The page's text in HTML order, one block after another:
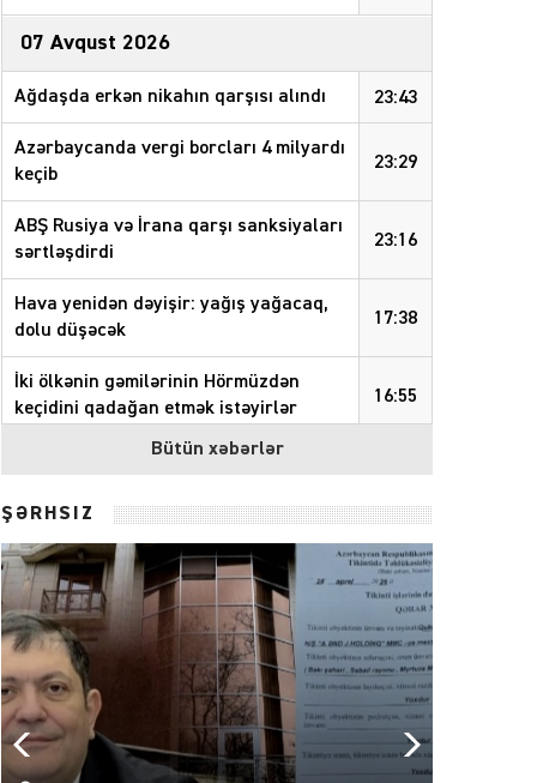
07 Avqust 2026
23:43
Ağdaşda erkən nikahın qarşısı alındı
23:29
Azərbaycanda vergi borcları 4 milyardı
keçib
23:16
ABŞ Rusiya və İrana qarşı sanksiyaları
sərtləşdirdi
17:38
Hava yenidən dəyişir: yağış yağacaq,
dolu düşəcək
16:55
İki ölkənin gəmilərinin Hörmüzdən
keçidini qadağan etmək istəyirlər
Quba rayonunda növbəti təmizlik
16:21
manatı keçib
15:21
Sabah 39 dərəcə isti olacaq
14:18
Prezident Pakistana və Malayziyaya
səfir təyin etdi
14:00
Azərbaycan Beynəlxalq İnvestisiya
Forumunun Təşkilat Komitəsi yaradılıb
Bütün xəbərlər
ŞƏRHSİZ